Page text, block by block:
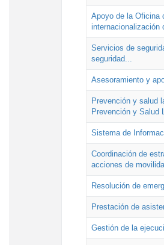
Apoyo de la Oficina
internacionalización
Servicios de
seguridad...
Asesoramiento y
Prevención y salud
Prevención y Salud
Sistema de
Coordinación de
acciones de
Resolución de
Prestación de
Gestión de la